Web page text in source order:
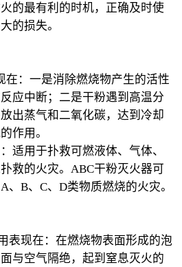
的最有利的时机，正确及时使
的损失。
在：一是消除燃烧物产生的活性
应中断；二是干粉遇到高温分
出蒸气和二氧化碳，达到冷却
作用。
适用于扑救可燃液体、气体、
救的火灾。ABC干粉灭火器可
、B、C、D类物质燃烧的火灾。
表现在：在燃烧物表面形成的泡
与空气隔绝，起到窒息灭火的